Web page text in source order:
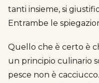
tanti insieme, si
Entrambe le
Quello che è certo è
un principio culinario
pesce non è